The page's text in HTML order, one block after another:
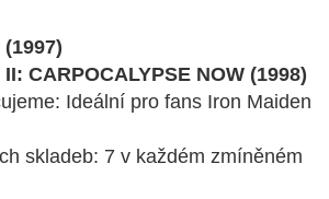
CARPOCALYPSE NOW (1998)
Ideální pro fans Iron Maiden
skladeb: 7 v každém zmíněném